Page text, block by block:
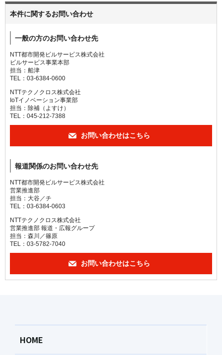
本件に関するお問い合わせ
一般の方のお問い合わせ先
NTT都市開発ビルサービス株式会社
ビルサービス事業本部
担当：船津
TEL：03-6384-0600
NTTテクノクロス株式会社
IoTイノベーション事業部
担当：除補（よすけ）
TEL：045-212-7388
お問い合わせはこちら
報道関係のお問い合わせ先
NTT都市開発ビルサービス株式会社
営業推進部
担当：大谷／チ
TEL：03-6384-0603
NTTテクノクロス株式会社
営業推進部 報道・広報グループ
担当：森川／篠原
TEL：03-5782-7040
お問い合わせはこちら
HOME